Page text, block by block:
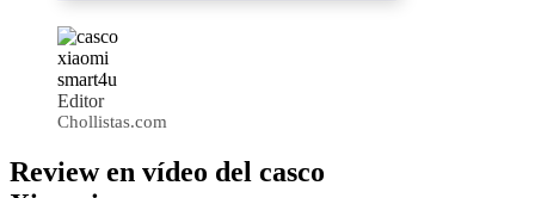
Editor
Chollistas.com
Review en vídeo del casco